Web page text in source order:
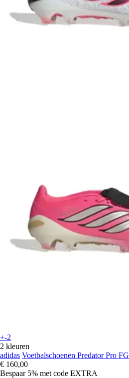
+-2
2 kleuren
adidas Voetbalschoenen Predator Pro FG
€ 160,00
Bespaar 5% met code EXTRA